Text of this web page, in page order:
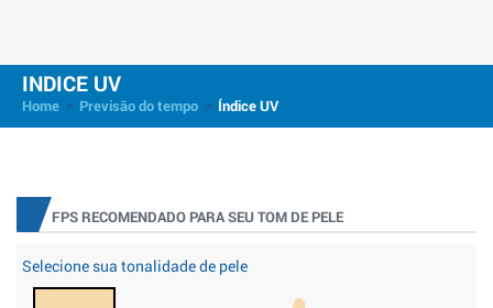
INDICE UV
Home Previsão do tempo Índice UV
FPS RECOMENDADO PARA SEU TOM DE PELE
Selecione sua tonalidade de pele